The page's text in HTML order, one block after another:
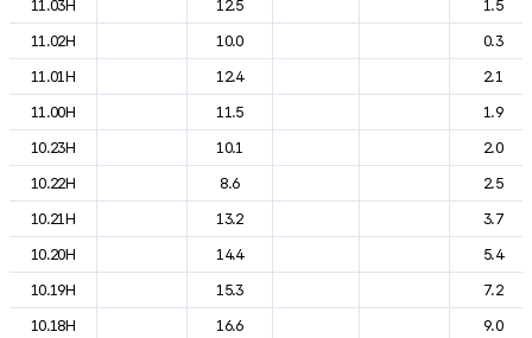
11.03H
12.5
1.5
11.02H
10.0
0.3
11.01H
12.4
2.1
11.00H
11.5
1.9
10.23H
10.1
2.0
10.22H
8.6
2.5
10.21H
13.2
3.7
10.20H
14.4
5.4
10.19H
15.3
7.2
10.18H
16.6
9.0